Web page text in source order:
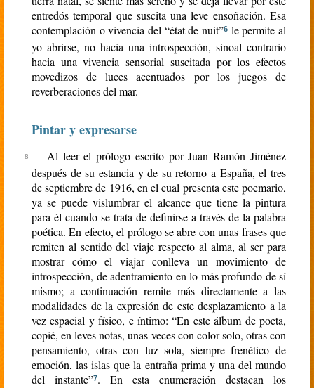
entredós temporal que suscita una leve ensoñación. Esa
contemplación o vivencia del “état de nuit”6 le permite al
yo abrirse, no hacia una introspección, sinoal contrario
hacia una vivencia sensorial suscitada por los efectos
movedizos de luces acentuados por los juegos de
reverberaciones del mar.
Pintar y expresarse
Al leer el prólogo escrito por Juan Ramón Jiménez
después de su estancia y de su retorno a España, el tres
de septiembre de 1916, en el cual presenta este poemario,
ya se puede vislumbrar el alcance que tiene la pintura
para él cuando se trata de definirse a través de la palabra
poética. En efecto, el prólogo se abre con unas frases que
remiten al sentido del viaje respecto al alma, al ser para
mostrar cómo el viajar conlleva un movimiento de
introspección, de adentramiento en lo más profundo de sí
mismo; a continuación remite más directamente a las
modalidades de la expresión de este desplazamiento a la
vez espacial y físico, e íntimo: “En este álbum de poeta,
copié, en leves notas, unas veces con color solo, otras con
pensamiento, otras con luz sola, siempre frenético de
emoción, las islas que la entraña prima y una del mundo
del instante”7. En esta enumeración destacan los